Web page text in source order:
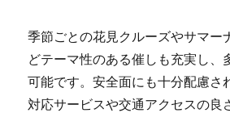
季節ごとの花見クルーズやサマー
どテーマ性のある催しも充実し、
可能です。安全面にも十分配慮さ
対応サービスや交通アクセスの良